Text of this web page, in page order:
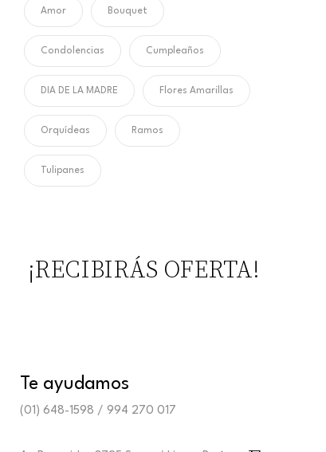
Amor Bouquet
Condolencias Cumpleaños
DIA DE LA MADRE Flores Amarillas
Orquídeas Ramos
Tulipanes
¡RECIBIRÁS OFERTA!
Te ayudamos
(01) 648-1598 / 994 270 017